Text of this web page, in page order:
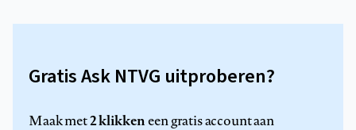
Gratis Ask NTVG uitproberen?
Maak met2 klikkeneen gratis account aan